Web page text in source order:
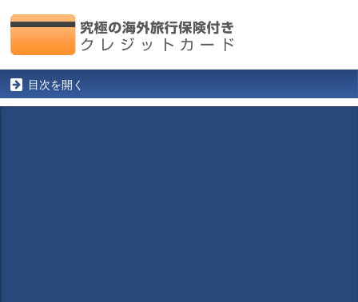
目次を開く